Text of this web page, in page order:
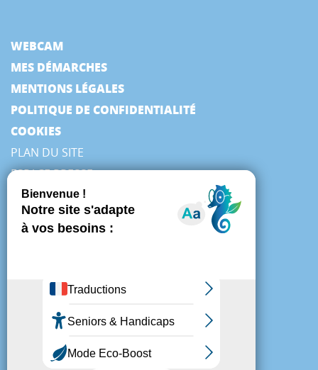
WEBCAM
MES DÉMARCHES
MENTIONS LÉGALES
POLITIQUE DE CONFIDENTIALITÉ
COOKIES
PLAN DU SITE
ESPACE PRESSE